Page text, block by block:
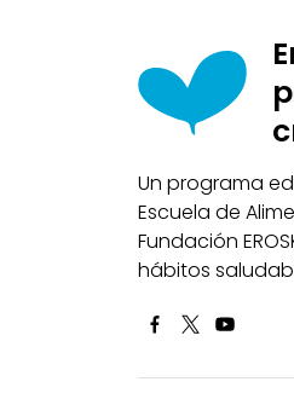
Un programa
Escuela de
Fundación
hábitos